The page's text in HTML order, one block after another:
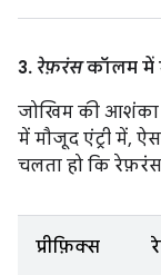
3. रेफ़रंसकॉलम में
जोखिम की आशंका
में मौजूद एंट्री में,
चलता हो कि
प्रीफ़िक्स